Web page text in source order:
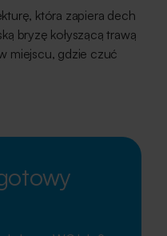
która zapiera dech
bryzę kołyszącą trawą
miejscu, gdzie czuć